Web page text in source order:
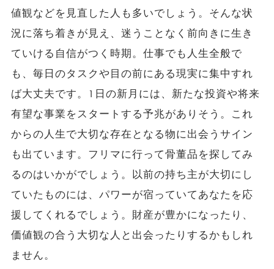
値観などを見直した人も多いでしょう。そんな状
況に落ち着きが見え、迷うことなく前向きに生き
ていける自信がつく時期。仕事でも人生全般で
も、毎日のタスクや目の前にある現実に集中すれ
ば大丈夫です。1日の新月には、新たな投資や将来
有望な事業をスタートする予兆がありそう。これ
からの人生で大切な存在となる物に出会うサイン
も出ています。フリマに行って骨董品を探してみ
るのはいかがでしょう。以前の持ち主が大切にし
ていたものには、パワーが宿っていてあなたを応
援してくれるでしょう。財産が豊かになったり、
価値観の合う大切な人と出会ったりするかもしれ
ません。